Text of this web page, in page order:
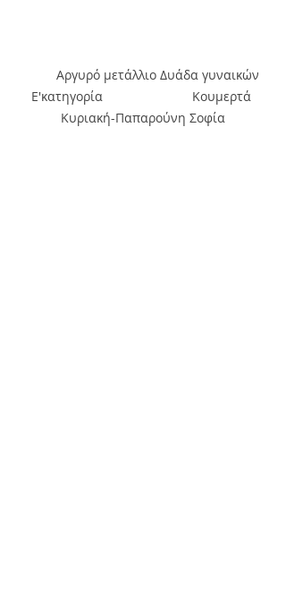
Ε'κατηγορία                         Κουμερτά
Κυριακή-Παπαρούνη Σοφία